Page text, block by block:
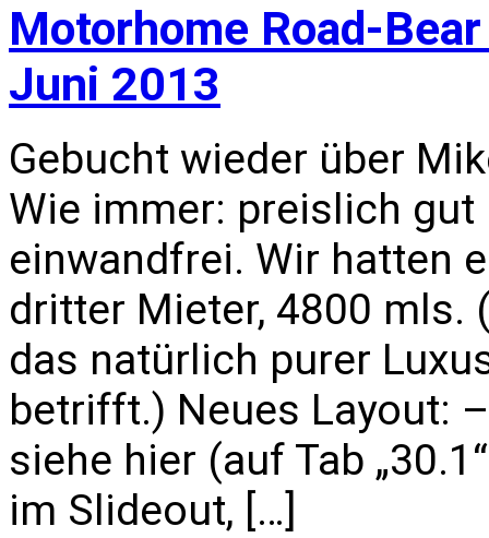
Motorhome Road-
Juni 2013
Gebucht wieder über
Wie immer: preislich
einwandfrei. Wir hatten
dritter Mieter, 4800 mls.
das natürlich purer
betrifft.) Neues Layout:
siehe hier (auf Tab
im Slideout, […]